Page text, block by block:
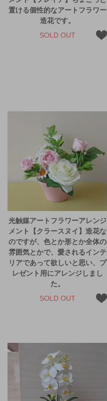
置ける個性的なアートフラワー
造花です。
SOLD OUT
光触媒アートフラワーアレンジ
メント【クラースヌイ】造花な
のですが、色とか形とか全体の
雰囲気とかで、愛されるインテ
リアであって欲しいと思い、プ
レゼント用にアレンジしまし
た。
SOLD OUT